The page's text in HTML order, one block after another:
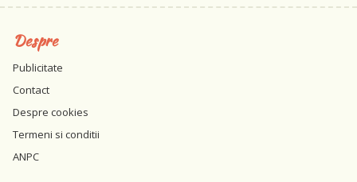
Despre
Publicitate
Contact
Despre cookies
Termeni si conditii
ANPC